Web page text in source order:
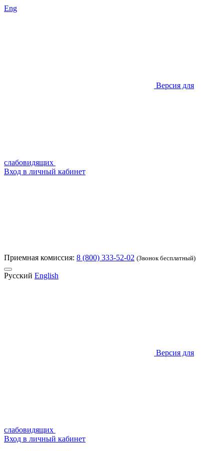
Eng
Версия для
слабовидящих
Вход в личный кабинет
Приемная комиссия: 8 (800) 333-52-02 (Звонок бесплатный)
Русский English
Версия для
слабовидящих
Вход в личный кабинет